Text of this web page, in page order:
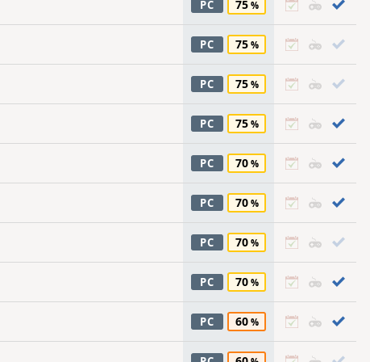
PC 75
PC 75
PC 75
PC 75
PC 70
PC 70
PC 70
PC 70
PC 60